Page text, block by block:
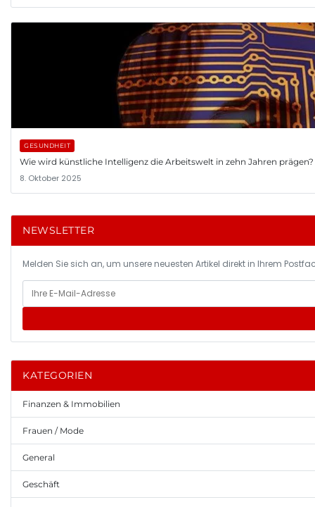
GESUNDHEIT
Wie wird künstliche Intelligenz die Arbeitswelt in zehn Jahren prägen?
8. Oktober 2025
NEWSLETTER
Melden Sie sich an, um unsere neuesten Artikel direkt in Ihrem
KATEGORIEN
Finanzen & Immobilien
Frauen / Mode
General
Geschäft